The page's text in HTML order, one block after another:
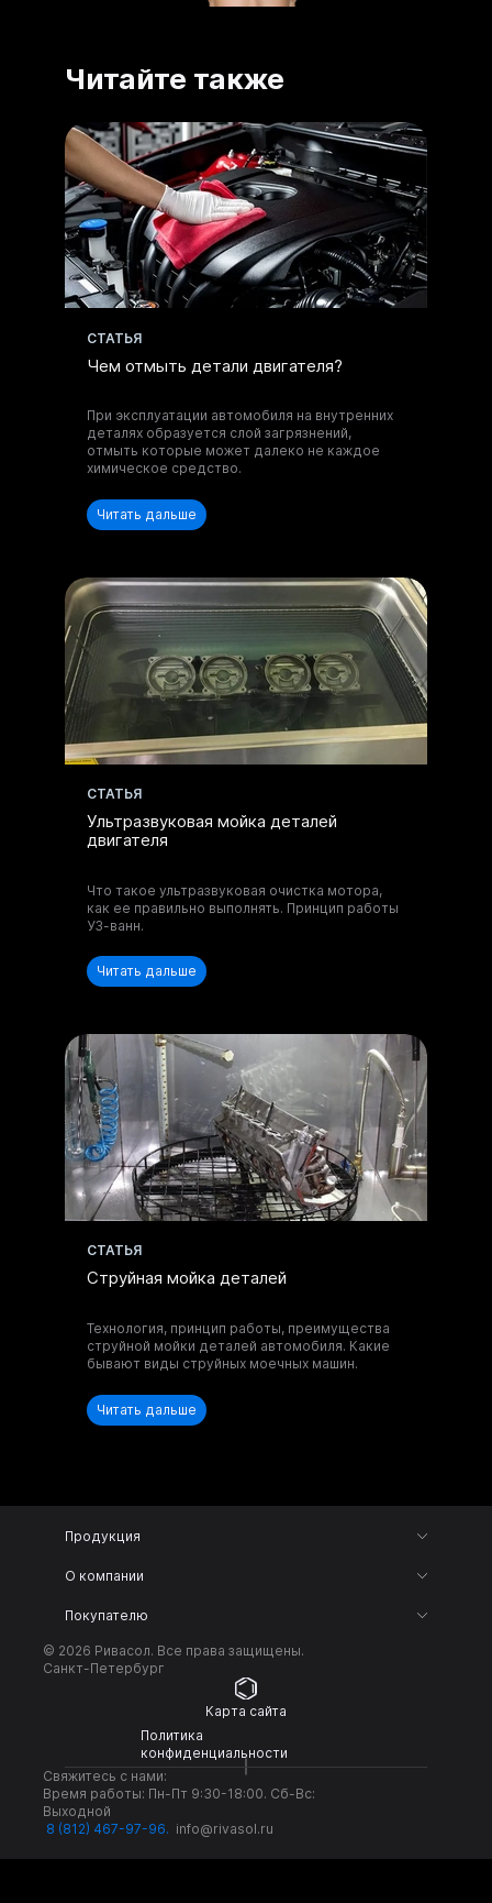
Получите
консультацию по
моющим составам
и оборудованию.
Отправить запрос
Нажимая на кнопку, вы принимаете
Положениеи даетеСогласиена обработку
персональных данных.
Получите
консультацию по
моющим составам
и оборудованию.
Нажимая на кнопку, вы принимаете
Положение и даетеСогласие
на обработку
персональных данных.
Читайте также
CТАТЬЯ
Чем отмыть детали двигателя?
При эксплуатации автомобиля на внутренних
деталях образуется слой загрязнений,
отмыть которые может далеко не каждое
химическое средство.
Читать дальше
CТАТЬЯ
Ультразвуковая мойка деталей
двигателя
Что такое ультразвуковая очистка мотора,
как ее правильно выполнять. Принцип работы
УЗ-ванн.
Читать дальше
CТАТЬЯ
Струйная мойка деталей
Технология, принцип работы, преимущества
струйной мойки деталей автомобиля. Какие
бывают виды струйных моечных машин.
Читать дальше
Продукция
О компании
Покупателю
© 2026 Ривасол. Все права защищены.
Санкт-Петербург
Карта сайта
Политика
конфиденциальности
Свяжитесь с нами:
Время работы: Пн-Пт 9:30-18:00. Сб-Вс:
Выходной
8 (812) 467-97-96. info@rivasol.ru